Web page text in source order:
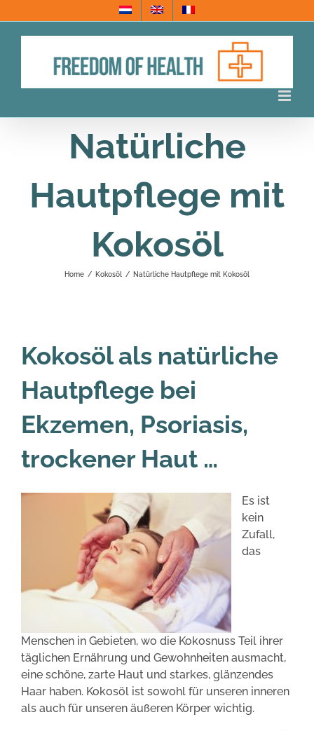
to
Natürliche
Hautpflege mit
Kokosöl
Home / Kokosöl / Natürliche Hautpflege mit Kokosöl
Kokosöl als natürliche
Hautpflege bei
Ekzemen, Psoriasis,
trockener Haut …
Es ist
kein
Zufall,
das
Menschen in Gebieten, wo die Kokosnuss Teil ihrer
täglichen Ernährung und Gewohnheiten ausmacht,
eine schöne, zarte Haut und starkes, glänzendes
Haar haben. Kokosöl ist sowohl für unseren inneren
als auch für unseren äußeren Körper wichtig.